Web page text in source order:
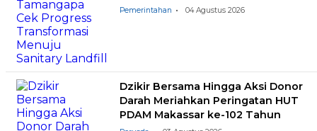
Pemerintahan 04 Agustus 2026
Dzikir Bersama Hingga Aksi Donor
Darah Meriahkan Peringatan HUT
PDAM Makassar ke-102 Tahun